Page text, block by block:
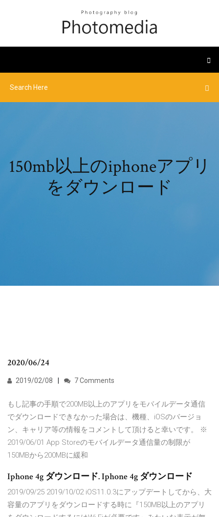
150mb以上のiphoneアプリ
をダウンロード
2020/06/24
2019/02/08 7 Comments
もし記事の手順で200MB以上のアプリをモバイルデータ通信
でダウンロードできなかった場合は、機種、iOSのバージョ
ン、キャリア等の情報をコメントして頂けると幸いです。 ※
2019/06/01 App Storeのモバイルデータ通信量の制限が
150MBから200MBに緩和
Iphone 4g ダウンロード. Iphone 4g ダウンロード
2019/09/25 2019/10/02 iOS11.0.3にアップデートしてから、大
容量のアプリをダウンロードする時に『150MB以上のアプリ